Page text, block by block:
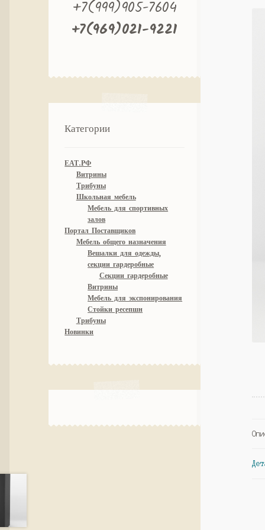
+7(999)905-7604
+7(969)021-9221
Категории
ЕАТ.РФ
Витрины
Трибуны
Школьная мебель
Мебель для спортивных
залов
Портал Поставщиков
Мебель общего назначения
Вешалки для одежды,
секции гардеробные
Секции гардеробные
Витрины
Мебель для экспонирования
Стойки ресепшн
Трибуны
Новинки